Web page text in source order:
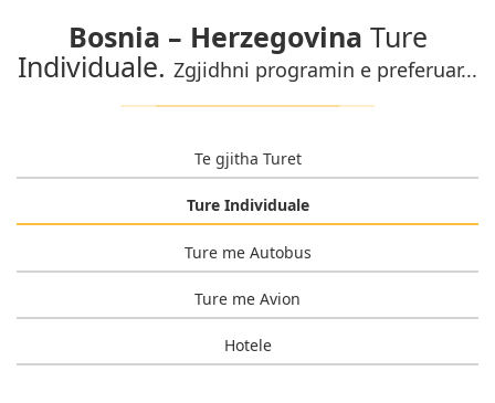
Bosnia – Herzegovina Ture
Individuale. Zgjidhni programin e preferuar...
Te gjitha Turet
Ture Individuale
Ture me Autobus
Ture me Avion
Hotele